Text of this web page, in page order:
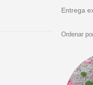
Entrega
Ordenar